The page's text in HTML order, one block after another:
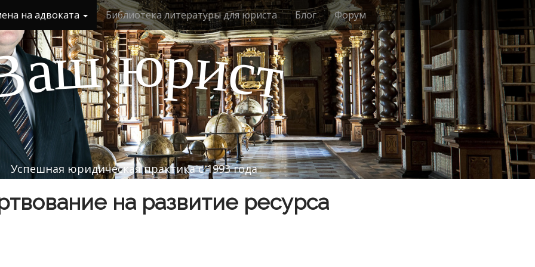
на адвоката Библиотека литературы для юриста Блог Форум
аш юрист
Успешная юридическая практика с 1993 года
на развитие ресурса